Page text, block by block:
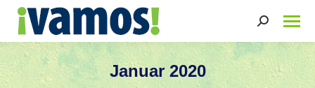
Search:
Januar 2020